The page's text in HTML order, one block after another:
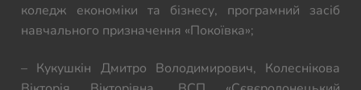
коледж економіки та бізнесу, програмний засіб
навчального призначення «Покоївка»;
– Кукушкін Дмитро Володимирович, Колеснікова